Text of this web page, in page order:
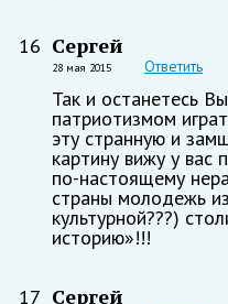
16 Сергей
28 мая 2015 Ответить
Так и останетесь
патриотизмом
эту странную и
картину вижу у вас
по-настоящему
страны молодежь
культурной???)
историю»!!!
17 Сергей